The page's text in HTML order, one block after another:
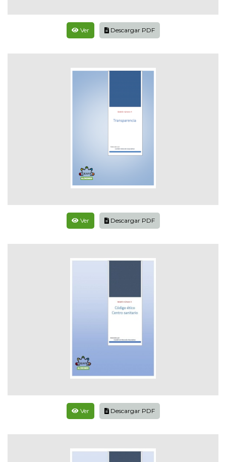
Ver Descargar PDF
Ver Descargar PDF
Ver Descargar PDF